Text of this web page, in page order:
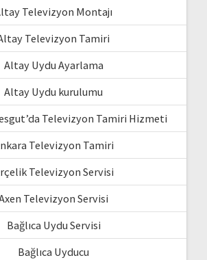
Televizyon Montajı
Televizyon Tamiri
Altay Uydu Ayarlama
Altay Uydu kurulumu
Televizyon Tamiri Hizmeti
Televizyon Tamiri
Televizyon Servisi
Televizyon Servisi
Bağlıca Uydu Servisi
Bağlıca Uyducu